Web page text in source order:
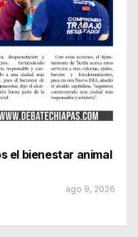
el bienestar animal
ago 9, 2026